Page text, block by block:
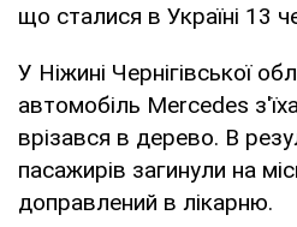
що сталися в Україні 13
У Ніжині Чернігівської
автомобіль Mercedes
врізався в дерево. В
пасажирів загинули на
доправлений в лікарню.